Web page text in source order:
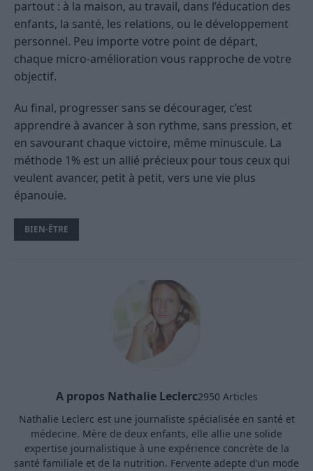
partout : à la maison, au travail, dans l’éducation des
enfants, la santé, les relations, ou le développement
personnel. Peu importe votre point de départ,
chaque micro-amélioration vous rapproche de votre
objectif.
Au final, progresser sans se décourager, c’est
apprendre à avancer à son rythme, sans pression, et
en savourant chaque victoire, même minuscule. La
méthode 1% est un allié précieux pour tous ceux qui
veulent avancer, petit à petit, vers une vie plus
épanouie.
BIEN-ÊTRE
A propos Nathalie Leclerc2950 Articles
Nathalie Leclerc est une journaliste spécialisée en santé et
médecine. Mère de deux enfants, elle allie une solide
expertise journalistique à une expérience concrète de la
santé familiale et de la nutrition. Fervente adepte d’un mode